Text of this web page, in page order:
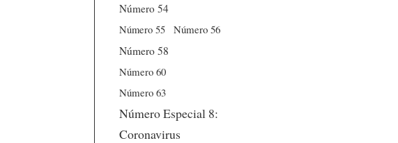
Número 54
Número 55
Número 56
Número 58
Número 60
Número 63
Número Especial 8:
Coronavirus